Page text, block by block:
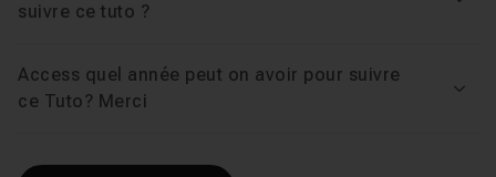
suivre ce tuto ?
Access quel année peut on avoir pour suivre
ce Tuto? Merci